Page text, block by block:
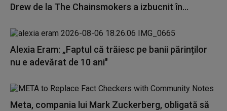
Drew de la The Chainsmokers a izbucnit în...
Alexia Eram: „Faptul că trăiesc pe banii părinților
nu e adevărat de 10 ani"
Meta, compania lui Mark Zuckerberg, obligată să